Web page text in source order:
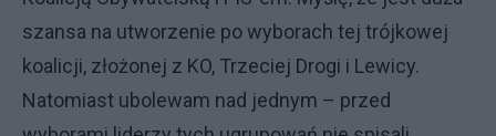
szansa na utworzenie po wyborach tej trójkowej
koalicji, złożonej z KO, Trzeciej Drogi i Lewicy.
Natomiast ubolewam nad jednym – przed